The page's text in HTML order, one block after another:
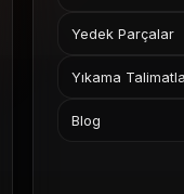
Yedek Parçalar
Yıkama
Blog